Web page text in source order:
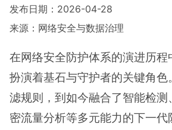
发布日期：2026-04-28
来源：网络安全与数据治理
在网络安全防护体系的演进历程
扮演着基石与守护者的关键角色
滤规则，到如今融合了智能检测
密流量分析等多元能力的下一代